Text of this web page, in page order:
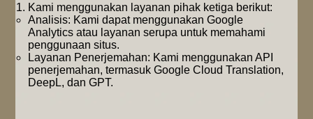
Kami menggunakan layanan pihak ketiga berikut:
Analisis: Kami dapat menggunakan Google
Analytics atau layanan serupa untuk memahami
penggunaan situs.
Layanan Penerjemahan: Kami menggunakan API
penerjemahan, termasuk Google Cloud Translation,
DeepL, dan GPT.